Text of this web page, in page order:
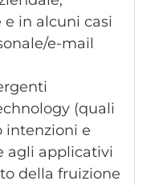
in alcuni casi
e-mail
(quali
intenzioni e
agli applicativi
della fruizione